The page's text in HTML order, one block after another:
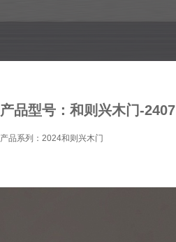
产品型号：和则兴木门-2407
产品系列：2024和则兴木门